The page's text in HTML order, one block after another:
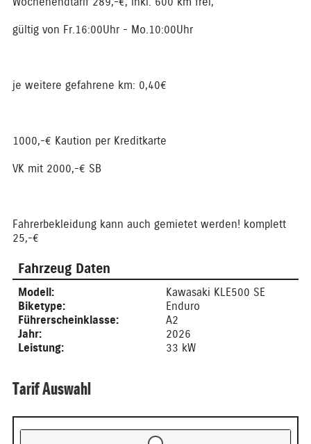
gültig von Fr.16:00Uhr - Mo.10:00Uhr
je weitere gefahrene km: 0,40€
1000,-€ Kaution per Kreditkarte
VK mit 2000,-€ SB
Fahrerbekleidung kann auch gemietet werden! komplett
25,-€
Fahrzeug Daten
Modell:
Kawasaki KLE500 SE
Biketype:
Enduro
Führerscheinklasse:
A2
Jahr:
2026
Leistung:
33 kW
Tarif Auswahl